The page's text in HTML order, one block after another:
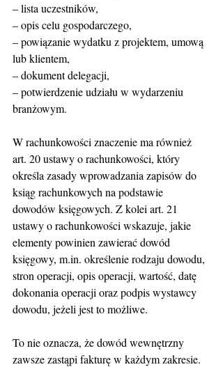
– lista uczestników,
– opis celu gospodarczego,
– powiązanie wydatku z projektem, umową
lub klientem,
– dokument delegacji,
– potwierdzenie udziału w wydarzeniu
branżowym.
W rachunkowości znaczenie ma również
art. 20 ustawy o rachunkowości, który
określa zasady wprowadzania zapisów do
ksiąg rachunkowych na podstawie
dowodów księgowych. Z kolei art. 21
ustawy o rachunkowości wskazuje, jakie
elementy powinien zawierać dowód
księgowy, m.in. określenie rodzaju dowodu,
stron operacji, opis operacji, wartość, datę
dokonania operacji oraz podpis wystawcy
dowodu, jeżeli jest to możliwe.
To nie oznacza, że dowód wewnętrzny
zawsze zastąpi fakturę w każdym zakresie.